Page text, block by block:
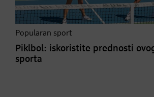
Popularan sport
Piklbol: iskoristite prednosti
sporta